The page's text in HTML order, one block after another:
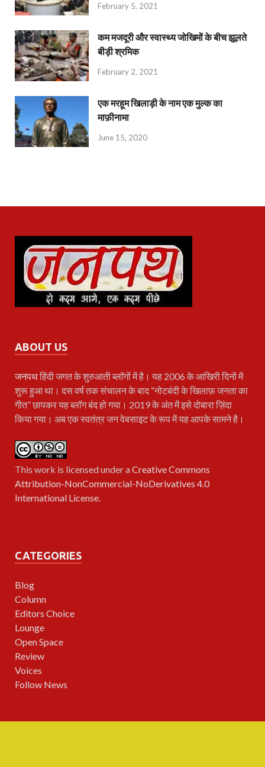
February 5, 2021
कम मजदूरी और स्वास्थ्य जोखिमों के बीच झूलते
बीड़ी श्रमिक
February 2, 2021
एक मरहूम खिलाड़ी के नाम एक मुल्क का
माफ़ीनामा
June 15, 2020
ABOUT US
जनपथहिंदी जगत के शुरुआती ब्लॉगों में है। यह 2006 के आखिरी दिनों में
शुरू हुआ था। दस वर्ष तक संचालन के बाद “नोटबंदी के खिलाफ़ जनता का
गीत” छापकर यह ब्लॉग बंद हो गया। 2019 के अंत में इसे दोबारा ज़िंदा
किया गया। अब एक स्वतंत्र जन वेबसाइट के रूप में यह आपके सामने है।
This work is licensed under aCreative Commons
Attribution-NonCommercial-NoDerivatives 4.0
International License.
CATEGORIES
Blog
Column
Editors Choice
Lounge
Open Space
Review
Voices
Follow News